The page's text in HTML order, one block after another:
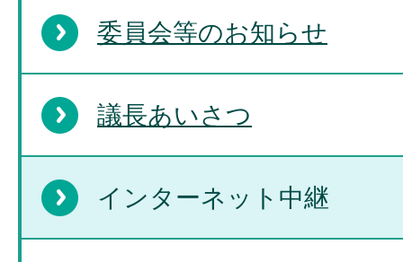
委員会等のお知らせ
議長あいさつ
インターネット中継